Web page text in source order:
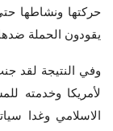
حركتها ونشاطها
يقودون الحملة
وفي النتيجة لقد
لأمريكا وخدمته
الاسلامي وغدا